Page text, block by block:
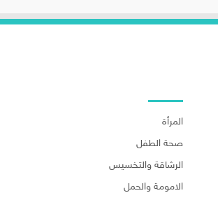
المرأة
صحة الطفل
الرشاقة والتخسيس
الامومة والحمل